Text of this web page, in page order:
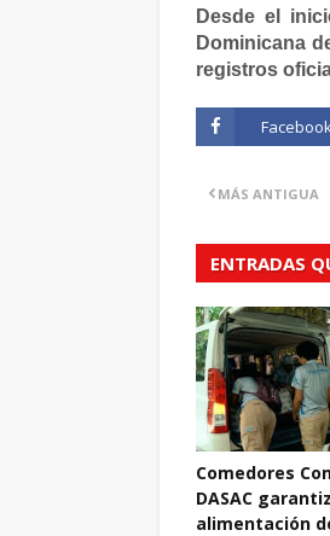
Desde el
Dominicana
registros
MÁS ANTIGUA
ENTRADAS
Comedores
DASAC
alimentación